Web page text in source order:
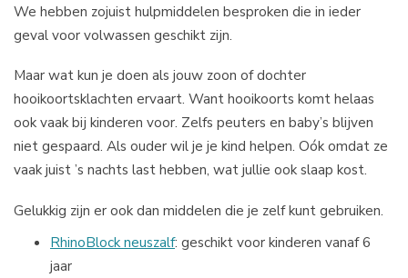
We hebben zojuist hulpmiddelen besproken die in ieder
geval voor volwassen geschikt zijn.
Maar wat kun je doen als jouw zoon of dochter
hooikoortsklachten ervaart. Want hooikoorts komt helaas
ook vaak bij kinderen voor. Zelfs peuters en baby’s blijven
niet gespaard. Als ouder wil je je kind helpen. Oók omdat ze
vaak juist ’s nachts last hebben, wat jullie ook slaap kost.
Gelukkig zijn er ook dan middelen die je zelf kunt gebruiken.
RhinoBlock neuszalf: geschikt voor kinderen vanaf 6
jaar